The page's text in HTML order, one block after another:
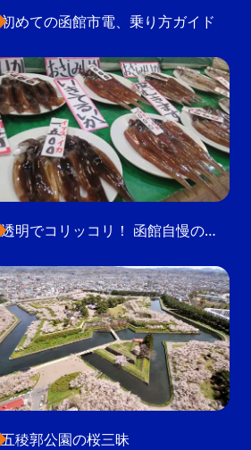
初めての函館市電、乗り方ガイド
透明でコリッコリ！ 函館自慢のいかをどうぞ
五稜郭公園の桜三昧